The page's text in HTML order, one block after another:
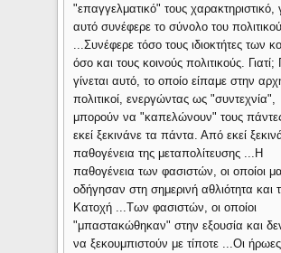
"επαγγελματικό" τους χαρακτηριστικό,
αυτό συνέφερε το σύνολο του
...Συνέφερε τόσο τους ιδιοκτήτες των
όσο και τους κοινούς πολιτικούς. Γιατί;
γίνεται αυτό, το οποίο είπαμε στην
πολιτικοί, ενεργώντας ως "συντεχνία",
μπορούν να "καπελώνουν" τους
εκεί ξεκινάνε τα πάντα. Από εκεί
παθογένεια της μεταπολίτευσης ...Η
παθογένεια των φασιστών, οι οποίοι
οδήγησαν στη σημερινή αθλιότητα και
Κατοχή ...Των φασιστών, οι οποίοι
"μπαστακώθηκαν" στην εξουσία και
να ξεκουμπιστούν με τίποτε ...Οι